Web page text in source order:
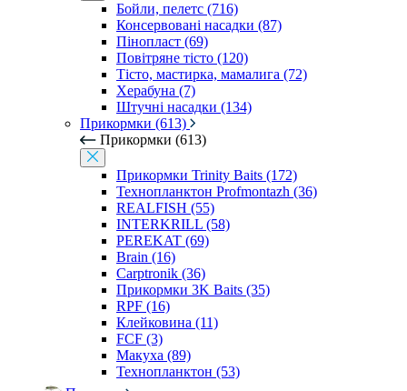
Бойли, пелетс (716)
Консервовані насадки (87)
Пінопласт (69)
Повітряне тісто (120)
Тісто, мастирка, мамалига (72)
Херабуна (7)
Штучні насадки (134)
Прикормки (613)
Прикормки (613)
Прикормки Trinity Baits (172)
Технопланктон Profmontazh (36)
REALFISH (55)
INTERKRILL (58)
PEREKAT (69)
Brain (16)
Carptronik (36)
Прикормки 3K Baits (35)
RPF (16)
Клейковина (11)
FCF (3)
Макуха (89)
Технопланктон (53)